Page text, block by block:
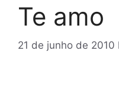
Te amo
21 de junho de 2010